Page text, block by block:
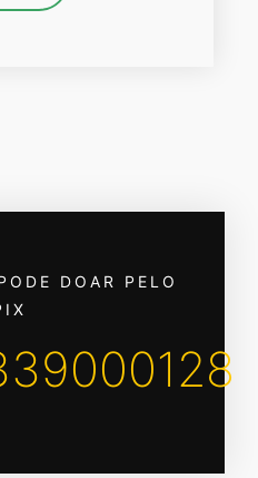
DOAR PELO